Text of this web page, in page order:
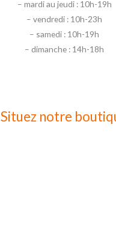
– mardi au jeudi : 10h-19h
– vendredi : 10h-23h
– samedi : 10h-19h
– dimanche : 14h-18h
Situez notre